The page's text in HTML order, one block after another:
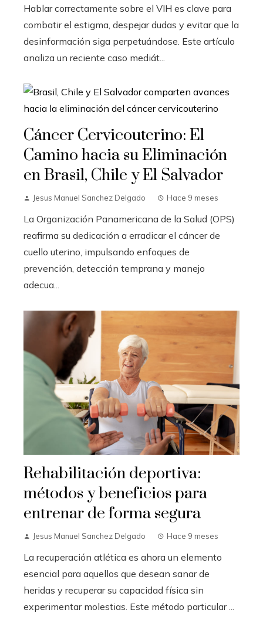
Hablar correctamente sobre el VIH es clave para
combatir el estigma, despejar dudas y evitar que la
desinformación siga perpetuándose. Este artículo
analiza un reciente caso mediát...
Cáncer Cervicouterino: El
Camino hacia su Eliminación
en Brasil, Chile y El Salvador
Jesus Manuel Sanchez Delgado Hace 9 meses
La Organización Panamericana de la Salud (OPS)
reafirma su dedicación a erradicar el cáncer de
cuello uterino, impulsando enfoques de
prevención, detección temprana y manejo
adecua...
Rehabilitación deportiva:
métodos y beneficios para
entrenar de forma segura
Jesus Manuel Sanchez Delgado Hace 9 meses
La recuperación atlética es ahora un elemento
esencial para aquellos que desean sanar de
heridas y recuperar su capacidad física sin
experimentar molestias. Este método particular ...